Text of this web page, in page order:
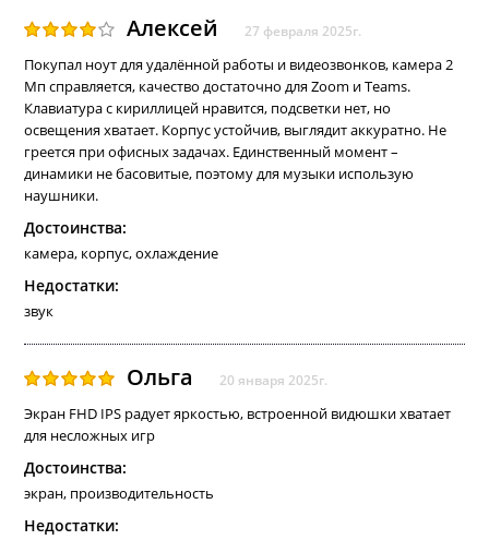
Алексей 27 февраля 2025г.
Покупал ноут для удалённой работы и видеозвонков, камера 2
Мп справляется, качество достаточно для Zoom и Teams.
Клавиатура с кириллицей нравится, подсветки нет, но
освещения хватает. Корпус устойчив, выглядит аккуратно. Не
греется при офисных задачах. Единственный момент –
динамики не басовитые, поэтому для музыки использую
наушники.
Достоинства:
камера, корпус, охлаждение
Недостатки:
звук
Ольга 20 января 2025г.
Экран FHD IPS радует яркостью, встроенной видюшки хватает
для несложных игр
Достоинства:
экран, производительность
Недостатки: